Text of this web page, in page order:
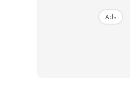
Urusan PMM, Naeem Shahab
pengiktirafan sebagai Majikan
Ads